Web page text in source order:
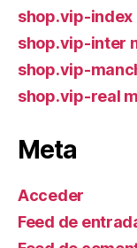
shop.vip-index
shop.vip-inter
shop.vip-
shop.vip-real
Meta
Acceder
Feed de